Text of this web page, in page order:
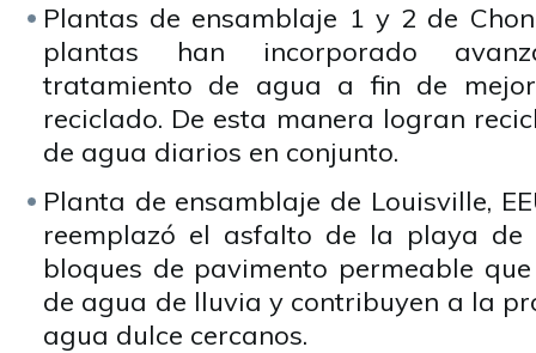
Plantas de ensamblaje 1 y 2 de
plantas han incorporado
tratamiento de agua a fin de
reciclado. De esta manera logran
de agua diarios en conjunto.
Planta de ensamblaje de Louisville,
reemplazó el asfalto de la playa de
bloques de pavimento permeable
de agua de lluvia y contribuyen a la
agua dulce cercanos.